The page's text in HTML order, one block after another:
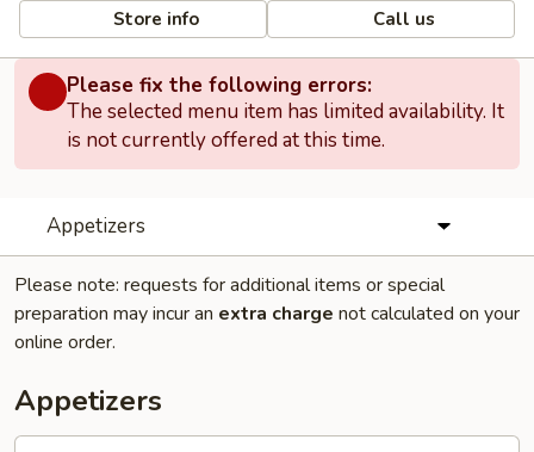
Store info Call us
Please fix the following errors:
The selected menu item has limited availability. It
is not currently offered at this time.
Appetizers
Please note: requests for additional items or special
preparation may incur an extra charge not calculated on your
online order.
Appetizers